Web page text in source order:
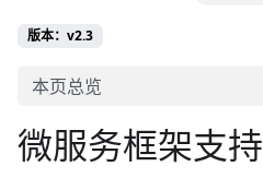
版本：v2.3
本页总览
微服务框架支持